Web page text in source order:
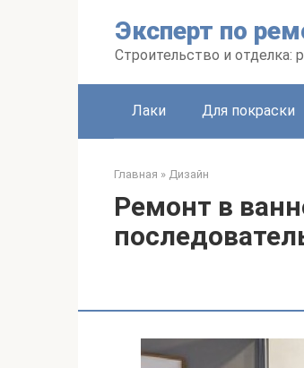
Эксперт по
Строительство и отделка:
Лаки Для покраски
Главная » Дизайн
Ремонт в